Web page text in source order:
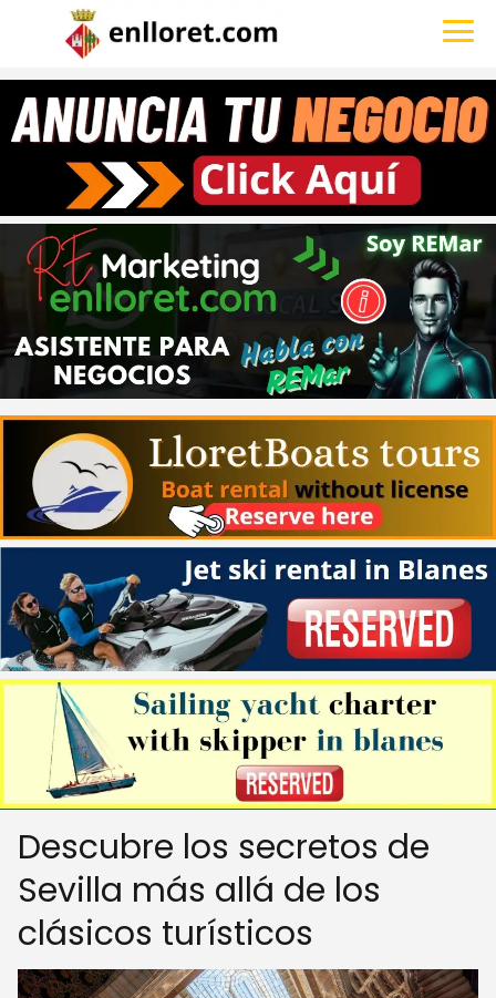
Descubre los secretos de
Sevilla más allá de los
clásicos turísticos